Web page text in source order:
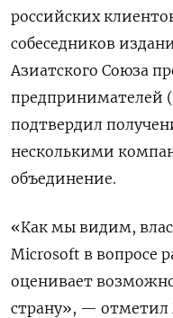
российских
собеседников
Азиатского Союза
предпринимателей
подтвердил
несколькими
объединение.
«Как мы видим,
Microsoft в вопросе
оценивает
страну», — отметил